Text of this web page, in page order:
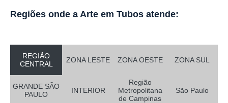
Regiões onde a Arte em Tubos atende:
REGIÃO
CENTRAL
ZONA LESTE ZONA OESTE ZONA SUL
GRANDE SÃO
PAULO
INTERIOR
Região
Metropolitana
de Campinas
São Paulo